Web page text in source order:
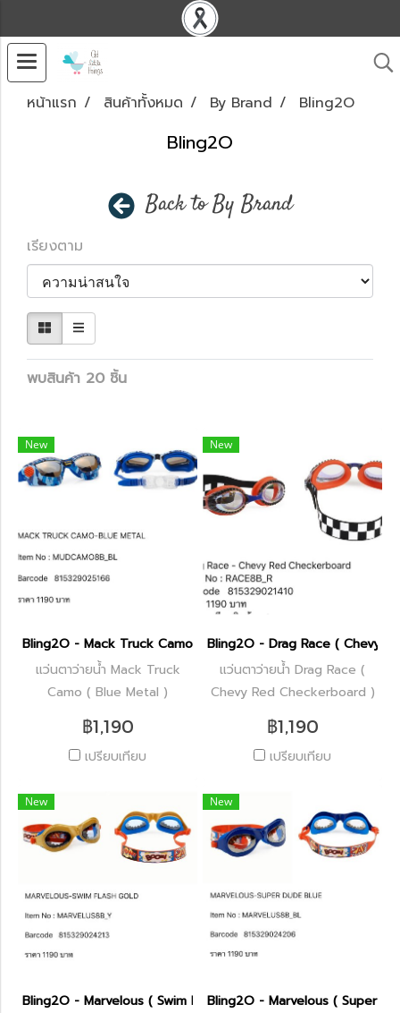
หน้าแรก สินค้าทั้งหมด By Brand Bling2O
Bling2O
Back to By Brand
เรียงตาม
พบสินค้า 20 ชิ้น
New
Bling2O - Mack Truck Camo ( Blue Metal )
แว่นตาว่ายน้ำ Mack Truck
Camo ( Blue Metal )
฿1,190
เปรียบเทียบ
New
Bling2O - Drag Race ( Chevy
แว่นตาว่ายน้ำ Drag Race (
Chevy Red Checkerboard )
฿1,190
เปรียบเทียบ
New
Bling2O - Marvelous ( Swim Flash Gold )
New
Bling2O - Marvelous ( Super